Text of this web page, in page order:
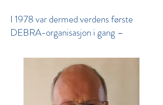
I 1978 var dermed verdens første
DEBRA-organisasjon i gang –